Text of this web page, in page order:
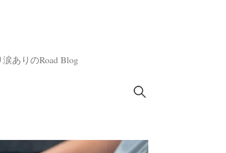
ありのRoad Blog
検